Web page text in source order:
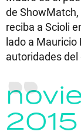
de
reciba a Scioli
lado a Mauricio
autoridades del
2015